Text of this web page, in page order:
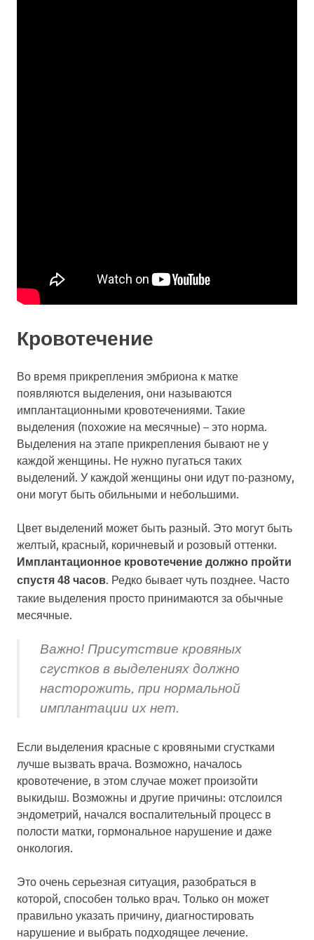
Кровотечение
Во время прикрепления эмбриона к матке
появляются выделения, они называются
имплантационными кровотечениями. Такие
выделения (похожие на месячные) – это норма.
Выделения на этапе прикрепления бывают не у
каждой женщины. Не нужно пугаться таких
выделений. У каждой женщины они идут по-разному,
они могут быть обильными и небольшими.
Цвет выделений может быть разный. Это могут быть
желтый, красный, коричневый и розовый оттенки.
Имплантационное кровотечение должно пройти
спустя 48 часов . Редко бывает чуть позднее. Часто
такие выделения просто принимаются за обычные
месячные.
Важно! Присутствие кровяных
сгустков в выделениях должно
насторожить, при нормальной
имплантации их нет.
Если выделения красные с кровяными сгустками
лучше вызвать врача. Возможно, началось
кровотечение, в этом случае может произойти
выкидыш. Возможны и другие причины: отслоился
эндометрий, начался воспалительный процесс в
полости матки, гормональное нарушение и даже
онкология.
Это очень серьезная ситуация, разобраться в
которой, способен только врач. Только он может
правильно указать причину, диагностировать
нарушение и выбрать подходящее лечение.